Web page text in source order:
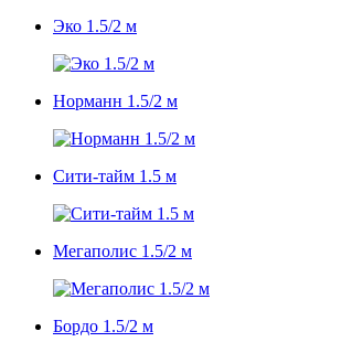
Эко 1.5/2 м
Норманн 1.5/2 м
Сити-тайм 1.5 м
Мегаполис 1.5/2 м
Бордо 1.5/2 м